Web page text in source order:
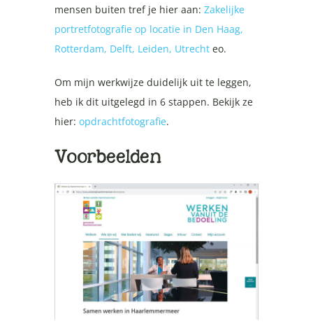
mensen buiten tref je hier aan: Zakelijke
portretfotografie op locatie in Den Haag,
Rotterdam, Delft, Leiden, Utrechteo.
Om mijn werkwijze duidelijk uit te leggen,
heb ik dit uitgelegd in 6 stappen. Bekijk ze
hier: opdrachtfotografie.
Voorbeelden